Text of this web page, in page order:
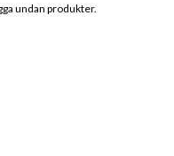
undan produkter.